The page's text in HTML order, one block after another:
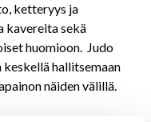
ketteryys ja
kavereita sekä
huomioon. Judo
hallitsemaan
näiden välillä.